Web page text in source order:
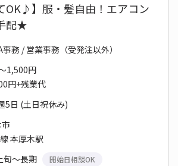
OK♪】服・髪自由！エアコン
配★
務 / 営業事務（受発注以外）
1,500円
円+残業代
5日 (土日祝休み)
本厚木駅
旬～長期
開始日相談OK